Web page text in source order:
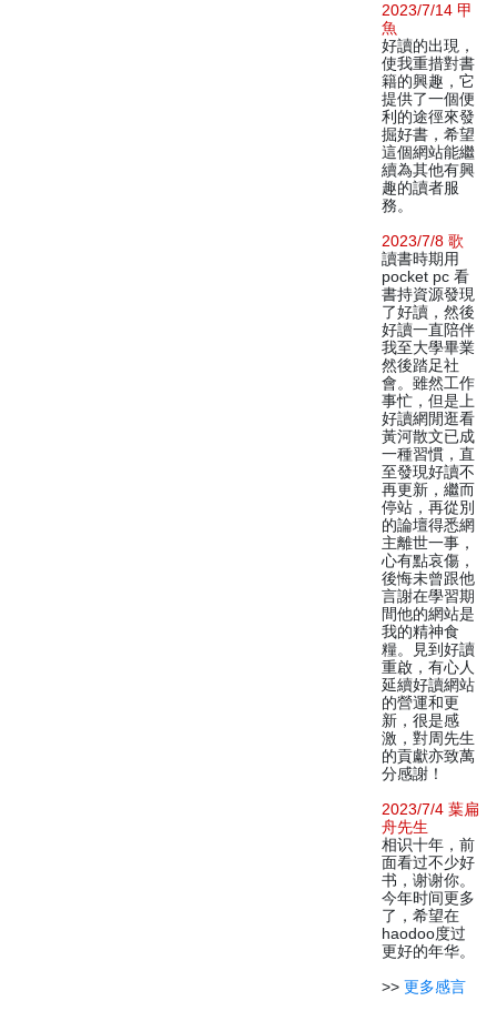
2023/7/14 甲
魚
好讀的出現，
使我重措對書
籍的興趣，它
提供了一個便
利的途徑來發
掘好書，希望
這個網站能繼
續為其他有興
趣的讀者服
務。
2023/7/8 歌
讀書時期用
pocket pc 看
書持資源發現
了好讀，然後
好讀一直陪伴
我至大學畢業
然後踏足社
會。雖然工作
事忙，但是上
好讀網閒逛看
黃河散文已成
一種習慣，直
至發現好讀不
再更新，繼而
停站，再從別
的論壇得悉網
主離世一事，
心有點哀傷，
後悔未曾跟他
言謝在學習期
間他的網站是
我的精神食
糧。見到好讀
重啟，有心人
延續好讀網站
的營運和更
新，很是感
激，對周先生
的貢獻亦致萬
分感謝！
2023/7/4 葉扁
舟先生
相识十年，前
面看过不少好
书，谢谢你。
今年时间更多
了，希望在
haodoo度过
更好的年华。
>> 更多感言